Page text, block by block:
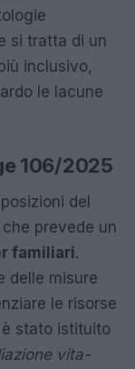
si tratta di un
inclusivo,
le lacune
106/2025
del
prevede un
familiari.
delle misure
le risorse
è stato istituito
vita-